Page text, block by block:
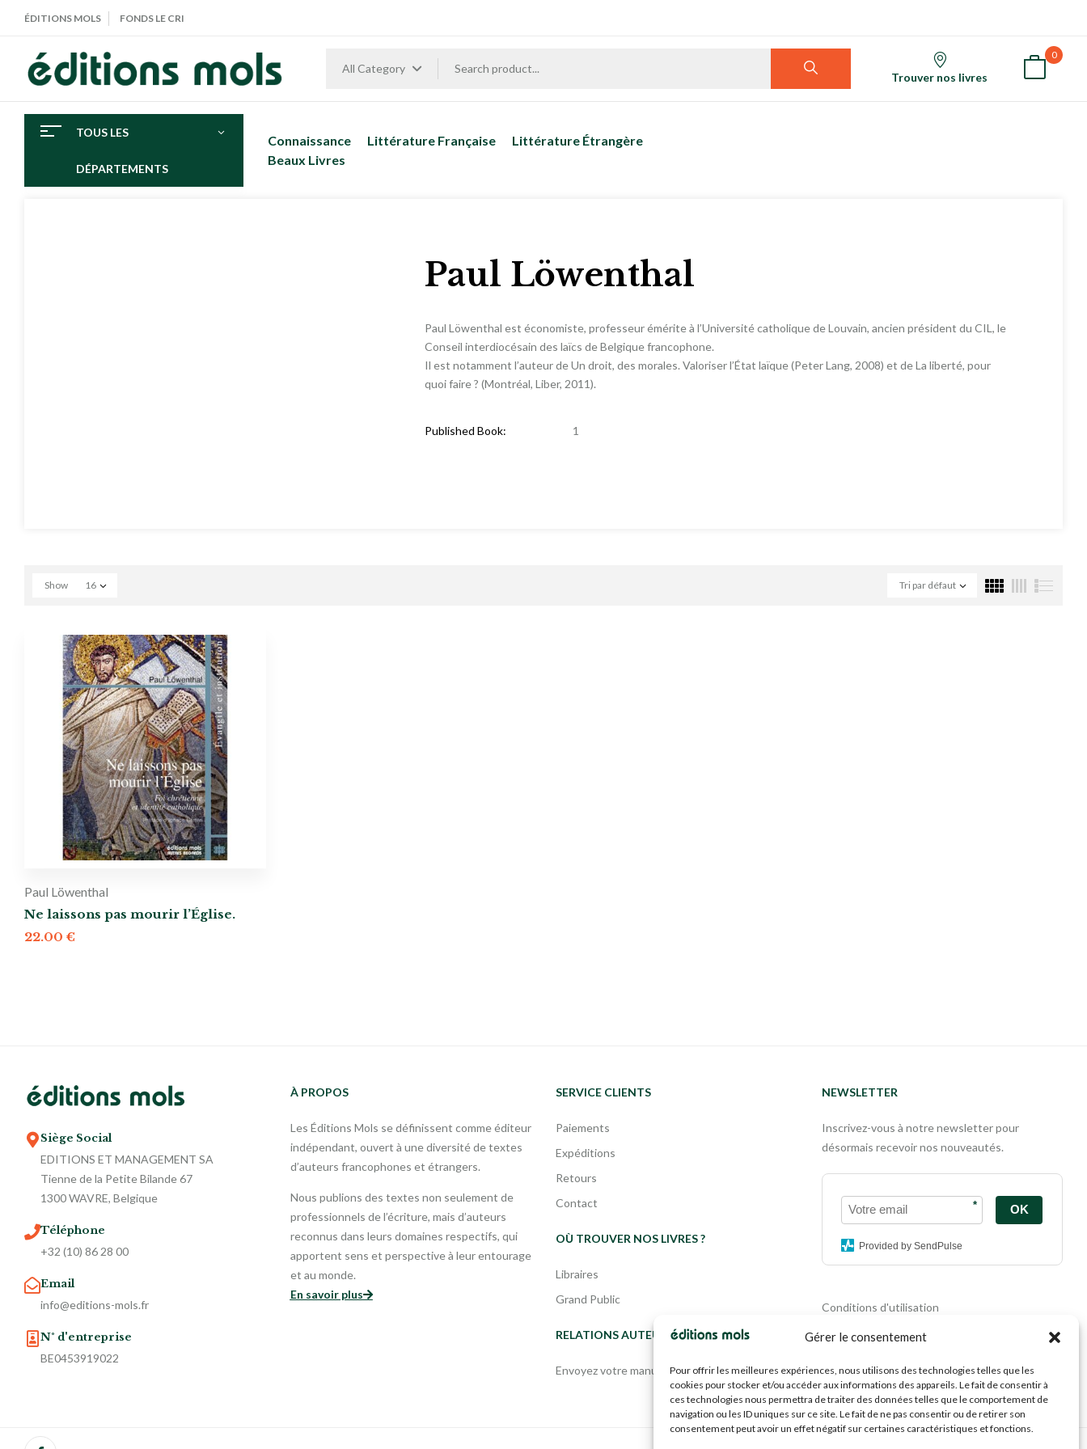
Gérer le consentement
Pour offrir les meilleures expériences, nous utilisons des technologies telles que les
cookies pour stocker et/ou accéder aux informations des appareils. Le fait de consentir à
ces technologies nous permettra de traiter des données telles que le comportement de
navigation ou les ID uniques sur ce site. Le fait de ne pas consentir ou de retirer son
consentement peut avoir un effet négatif sur certaines caractéristiques et fonctions.
ÉDITIONS MOLS FONDS LE CRI
All Category
Trouver nos livres
0
TOUS LES
DÉPARTEMENTS
Connaissance Littérature Française
Littérature Étrangère
Beaux Livres
Paul Löwenthal
Paul Löwenthal est économiste, professeur émérite à l’Université catholique de Louvain, ancien président du CIL, le
Conseil interdiocésain des laïcs de Belgique francophone.
Il est notamment l’auteur de Un droit, des morales. Valoriser l’État laïque (Peter Lang, 2008) et de La liberté, pour
quoi faire ? (Montréal, Liber, 2011).
Published Book: 1
Tri par défaut
Show 16
Paul Löwenthal
Ne laissons pas mourir l’Église.
22.00 €
Siège Social
EDITIONS ET MANAGEMENT SA
Tienne de la Petite Bilande 67
1300 WAVRE, Belgique
Téléphone
+32 (10) 86 28 00
Email
info@editions-mols.fr
N° d'entreprise
BE0453919022
À PROPOS
Les Éditions Mols se définissent comme éditeur
indépendant, ouvert à une diversité de textes
d’auteurs francophones et étrangers.
Nous publions des textes non seulement de
professionnels de l’écriture, mais d’auteurs
reconnus dans leurs domaines respectifs, qui
apportent sens et perspective à leur entourage
et au monde.
En savoir plus
SERVICE CLIENTS
Paiements
Expéditions
Retours
Contact
OÙ TROUVER NOS LIVRES ?
Libraires
Grand Public
RELATIONS AUTEURS
Envoyez votre manuscrit
NEWSLETTER
Inscrivez-vous à notre newsletter pour
désormais recevoir nos nouveautés.
* OK
Provided by SendPulse
Conditions d'utilisation
Politique de cookies
Mentions légales
Propriété intellectuelle